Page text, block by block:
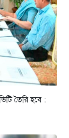
তৈরি হবে :